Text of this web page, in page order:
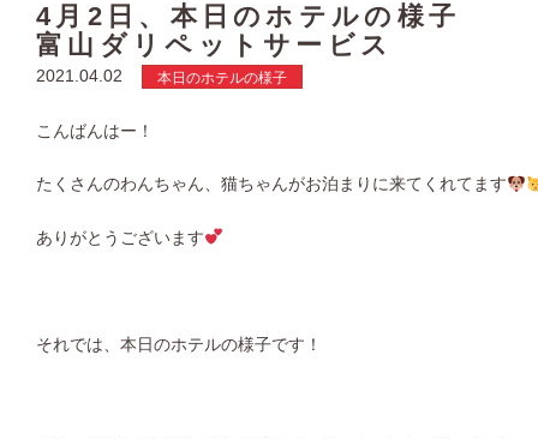
4月2日、本日のホテルの様子
富山ダリペットサービス
2021.04.02 本日のホテルの様子
こんばんはー！
たくさんのわんちゃん、猫ちゃんがお泊まりに来てくれてます
ありがとうございます
それでは、本日のホテルの様子です！